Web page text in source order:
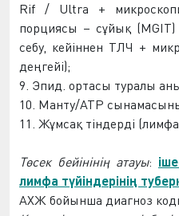
Rif / Ultra +
порциясы – сұйық
себу, кейіннен TЛЧ +
деңгейі);
9. Эпид. ортасы туралы
10. Манту/АТР
11. Жұмсақ тіндерді (лимфа
Төсек бейінінің атауы:
лимфа түйіндерінің
АХЖ бойынша диагноз